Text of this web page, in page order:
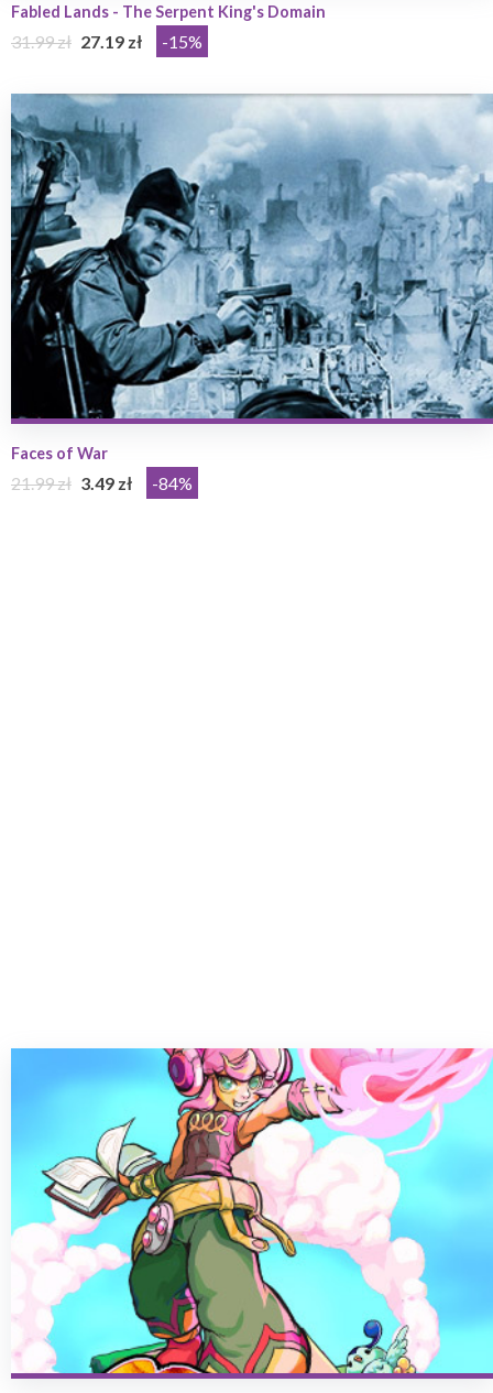
Fabled Lands - The Serpent King's Domain
31.99 zł 27.19 zł -15%
Faces of War
21.99 zł 3.49 zł -84%